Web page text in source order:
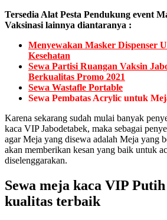
Tersedia Alat Pesta Pendukung event
Vaksinasi lainnya diantaranya :
Menyewakan Masker Dispenser
Kesehatan
Sewa Partisi Ruangan Vaksin
Berkualitas Promo 2021
Sewa Wastafle Portable
Sewa Pembatas Acrylic untuk
Karena sekarang sudah mulai banyak
kaca VIP Jabodetabek, maka sebagai
agar Meja yang disewa adalah Meja yang
akan memberikan kesan yang baik untuk
diselenggarakan.
Sewa meja kaca VIP
kualitas terbaik